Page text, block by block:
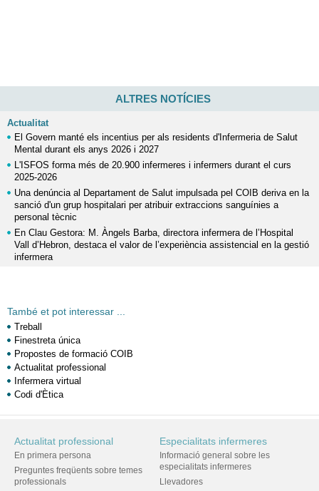
ALTRES NOTÍCIES
Actualitat
El Govern manté els incentius per als residents d'Infermeria de Salut
Mental durant els anys 2026 i 2027
L'ISFOS forma més de 20.900 infermeres i infermers durant el curs
2025-2026
Una denúncia al Departament de Salut impulsada pel COIB deriva en la
sanció d'un grup hospitalari per atribuir extraccions sanguínies a
personal tècnic
En Clau Gestora: M. Àngels Barba, directora infermera de l’Hospital
Vall d’Hebron, destaca el valor de l’experiència assistencial en la gestió
infermera
També et pot interessar ...
Treball
Finestreta única
Propostes de formació COIB
Actualitat professional
Infermera virtual
Codi d'Ètica
Actualitat professional
En primera persona
Preguntes freqüents sobre temes
professionals
Especialitats infermeres
Informació general sobre les
especialitats infermeres
Llevadores